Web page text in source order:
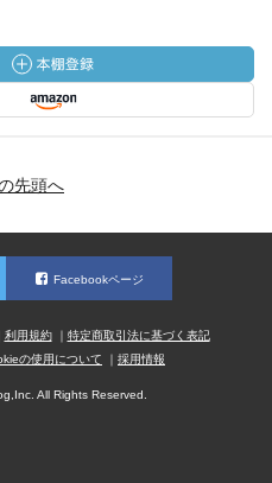
先頭へ
Facebookページ
利用規約
特定商取引法に基づく表記
の使用について 採用情報
All Rights Reserved.